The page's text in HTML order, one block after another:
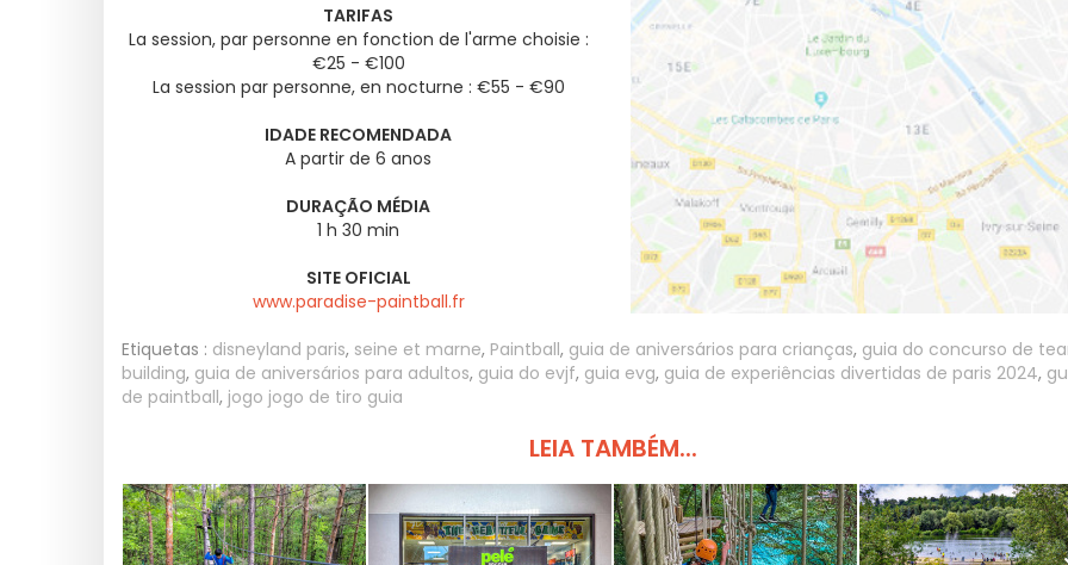
TARIFAS
La session, par personne en fonction de l'arme choisie :
€25 - €100
La session par personne, en nocturne : €55 - €90
IDADE RECOMENDADA
A partir de 6 anos
DURAÇÃO MÉDIA
1 h 30 min
SITE OFICIAL
www.paradise-paintball.fr
Etiquetas : disneyland paris, seine et marne, Paintball, guia de aniversários para crianças, guia do concurso de
building, guia de aniversários para adultos, guia do evjf, guia evg, guia de experiências divertidas de paris 2024,
de paintball, jogo jogo de tiro guia
LEIA TAMBÉM...